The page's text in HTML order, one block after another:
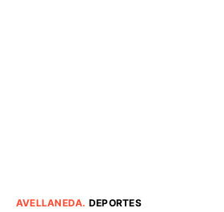
AVELLANEDA. DEPORTES